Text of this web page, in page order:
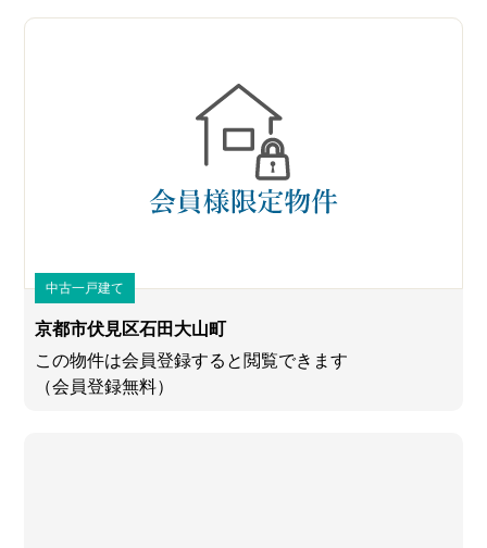
中古一戸建て
京都市伏見区石田大山町
この物件は会員登録すると閲覧できます
（会員登録無料）